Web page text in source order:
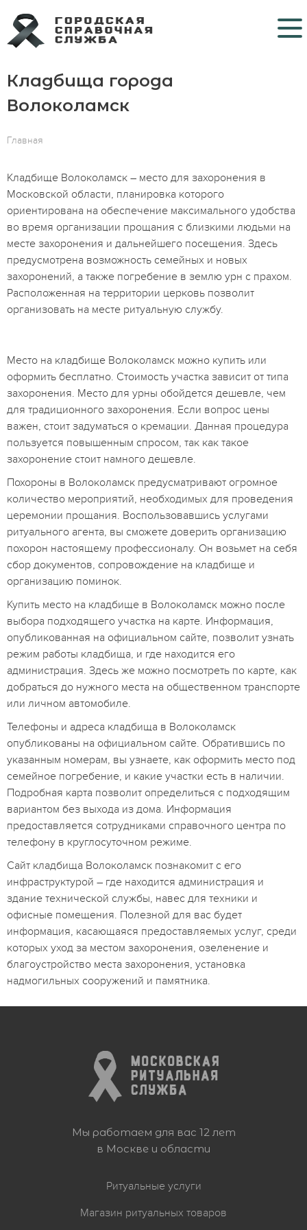
Кладбища
Крематории
Морги
Больницы COVID
Ритуальные услуги
Контакты
Кладбища города
Волоколамск
Главная
Кладбище Волоколамск – место для захоронения в
Московской области, планировка которого
ориентирована на обеспечение максимального удобства
во время организации прощания с близкими людьми на
месте захоронения и дальнейшего посещения. Здесь
предусмотрена возможность семейных и новых
захоронений, а также погребение в землю урн с прахом.
Расположенная на территории церковь позволит
организовать на месте ритуальную службу.
Место на кладбище Волоколамск можно купить или
оформить бесплатно. Стоимость участка зависит от типа
захоронения. Место для урны обойдется дешевле, чем
для традиционного захоронения. Если вопрос цены
важен, стоит задуматься о кремации. Данная процедура
пользуется повышенным спросом, так как такое
захоронение стоит намного дешевле.
Похороны в Волоколамск предусматривают огромное
количество мероприятий, необходимых для проведения
церемонии прощания. Воспользовавшись услугами
ритуального агента, вы сможете доверить организацию
похорон настоящему профессионалу. Он возьмет на себя
сбор документов, сопровождение на кладбище и
организацию поминок.
Купить место на кладбище в Волоколамск можно после
выбора подходящего участка на карте. Информация,
опубликованная на официальном сайте, позволит узнать
режим работы кладбища, и где находится его
администрация. Здесь же можно посмотреть по карте, как
добраться до нужного места на общественном транспорте
или личном автомобиле.
Телефоны и адреса кладбища в Волоколамск
опубликованы на официальном сайте. Обратившись по
указанным номерам, вы узнаете, как оформить место под
семейное погребение, и какие участки есть в наличии.
Подробная карта позволит определиться с подходящим
вариантом без выхода из дома. Информация
предоставляется сотрудниками справочного центра по
телефону в круглосуточном режиме.
Сайт кладбища Волоколамск познакомит с его
инфраструктурой – где находится администрация и
здание технической службы, навес для техники и
офисные помещения. Полезной для вас будет
информация, касающаяся предоставляемых услуг, среди
которых уход за местом захоронения, озеленение и
благоустройство места захоронения, установка
надмогильных сооружений и памятника.
Мы работаем для вас 12 лет
в Москве и области
Ритуальные услуги
Магазин ритуальных товаров